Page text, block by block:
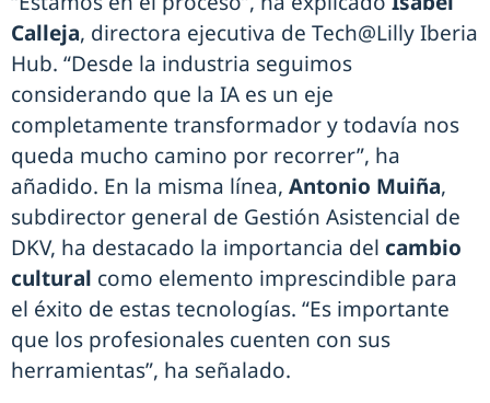
Calleja, directora ejecutiva de Tech@Lilly Iberia
Hub. “Desde la industria seguimos
considerando que la IA es un eje
completamente transformador y todavía nos
queda mucho camino por recorrer”, ha
añadido. En la misma línea, Antonio Muiña,
subdirector general de Gestión Asistencial de
DKV, ha destacado la importancia del cambio
cultural como elemento imprescindible para
el éxito de estas tecnologías. “Es importante
que los profesionales cuenten con sus
herramientas”, ha señalado.